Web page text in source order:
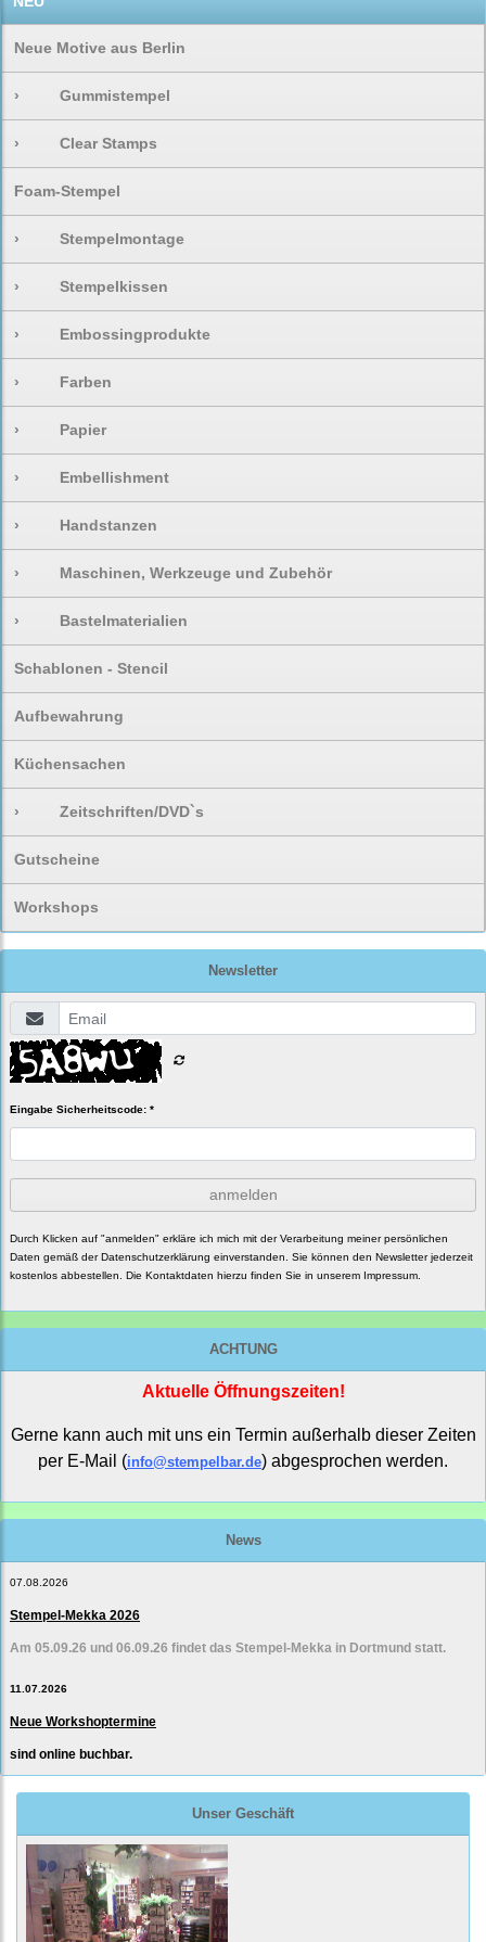
Neue Motive aus Berlin
› Gummistempel
› Clear Stamps
Foam-Stempel
› Stempelmontage
› Stempelkissen
› Embossingprodukte
› Farben
› Papier
› Embellishment
› Handstanzen
› Maschinen, Werkzeuge und Zubehör
› Bastelmaterialien
Schablonen - Stencil
Aufbewahrung
Küchensachen
› Zeitschriften/DVD`s
Gutscheine
Workshops
Newsletter
Eingabe Sicherheitscode: *
anmelden
Durch Klicken auf "anmelden" erkläre ich mich mit der Verarbeitung meiner persönlichen
Daten gemäß der Datenschutzerklärung einverstanden. Sie können den Newsletter jederzeit
kostenlos abbestellen. Die Kontaktdaten hierzu finden Sie in unserem Impressum.
ACHTUNG
Aktuelle Öffnungszeiten!
Gerne kann auch mit uns ein Termin außerhalb dieser Zeiten
per E-Mail (info@stempelbar.de) abgesprochen werden.
News
07.08.2026
Stempel-Mekka 2026
Am 05.09.26 und 06.09.26 findet das Stempel-Mekka in Dortmund statt.
11.07.2026
Neue Workshoptermine
sind online buchbar.
Unser Geschäft